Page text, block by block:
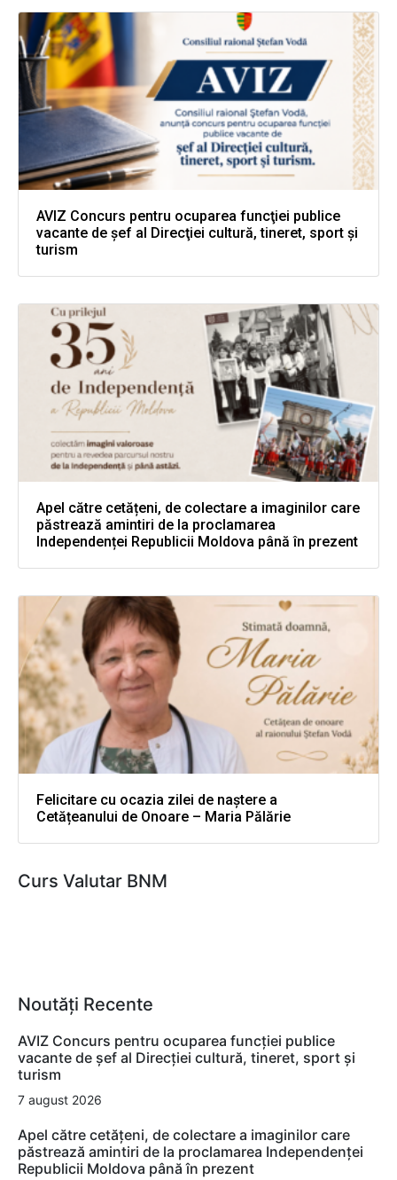
AVIZ Concurs pentru ocuparea funcţiei publice
vacante de şef al Direcţiei cultură, tineret, sport şi
turism
Apel către cetățeni, de colectare a imaginilor care
păstrează amintiri de la proclamarea
Independenței Republicii Moldova până în prezent
Felicitare cu ocazia zilei de naștere a
Cetățeanului de Onoare – Maria Pălărie
Curs Valutar BNM
Noutăți Recente
AVIZ Concurs pentru ocuparea funcţiei publice
vacante de şef al Direcţiei cultură, tineret, sport şi
turism
7 august 2026
Apel către cetățeni, de colectare a imaginilor care
păstrează amintiri de la proclamarea Independenței
Republicii Moldova până în prezent